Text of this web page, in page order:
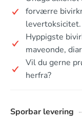
forværre
levertoksicitet.
Hyppigste
maveonde,
Vil du gerne
herfra?
Sporbar levering